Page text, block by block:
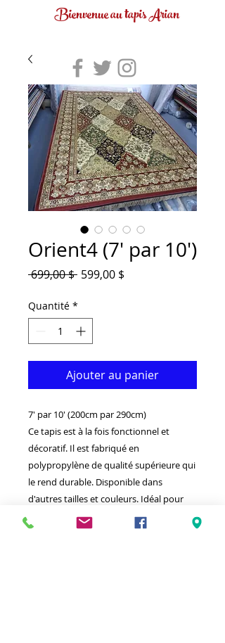
Bienvenue au tapis Arian
Orient4 (7' par 10')
699,00 $ Prix
599,00 $
Quantité *
Ajouter au panier
7' par 10' (200cm par 290cm)
Ce tapis est à la fois fonctionnel et
décoratif. Il est fabriqué en
polypropylène de qualité supérieure qui
le rend durable. Disponible dans
d'autres tailles et couleurs. Idéal pour
donner à votre intérieur un look
vraiment classique.